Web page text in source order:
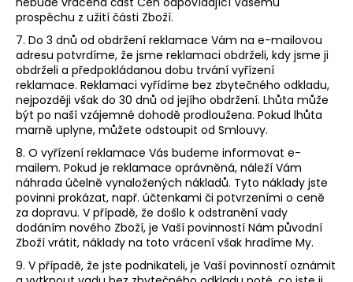
prospěchu z užití části Zboží.
7. Do 3 dnů od obdržení reklamace Vám na e-mailovou
adresu potvrdíme, že jsme reklamaci obdrželi, kdy jsme ji
obdrželi a předpokládanou dobu trvání vyřízení
reklamace. Reklamaci vyřídíme bez zbytečného odkladu,
nejpozději však do 30 dnů od jejího obdržení. Lhůta může
být po naší vzájemné dohodě prodloužena. Pokud lhůta
marně uplyne, můžete odstoupit od Smlouvy.
8. O vyřízení reklamace Vás budeme informovat e-
mailem. Pokud je reklamace oprávněná, náleží Vám
náhrada účelně vynaložených nákladů. Tyto náklady jste
povinni prokázat, např. účtenkami či potvrzeními o ceně
za dopravu. V případě, že došlo k odstranění vady
dodáním nového Zboží, je Vaší povinností Nám původní
Zboží vrátit, náklady na toto vrácení však hradíme My.
9. V případě, že jste podnikateli, je Vaší povinností oznámit